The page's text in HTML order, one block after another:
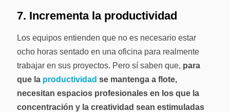
7. Incrementa la productividad
Los equipos entienden que no es necesario estar
ocho horas sentado en una oficina para realmente
trabajar en sus proyectos. Pero sí saben que, para
que la productividad se mantenga a flote,
necesitan espacios profesionales en los que la
concentración y la creatividad sean estimuladas